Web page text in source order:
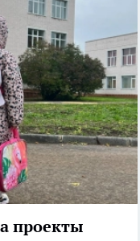
проекты